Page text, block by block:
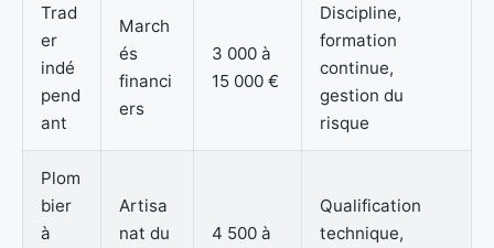
Trad
er
indé
pend
ant
March
és
financi
ers
3 000 à
15 000 €
Discipline,
formation
continue,
gestion du
risque
Plom
bier
à
Artisa
nat du
4 500 à
Qualification
technique,